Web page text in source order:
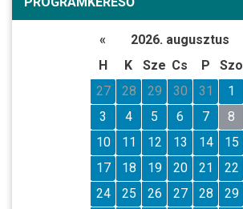
« 2026. augusztus
H
K Sze Cs P Szo
27
28 29 30 31 1
3
4 5 6 7 8
10
11 12 13 14 15
17
18 19 20 21 22
24
25 26 27 28 29